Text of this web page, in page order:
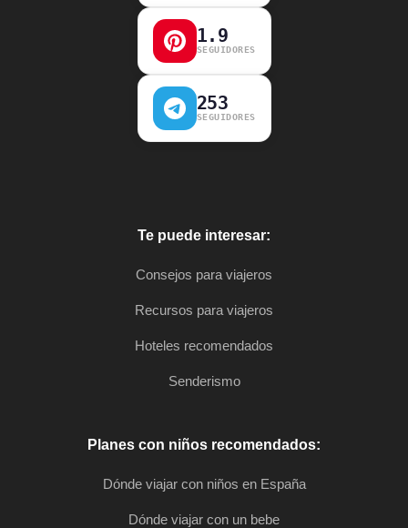
1.9
SEGUIDORES
253
SEGUIDORES
Te puede interesar:
Consejos para viajeros
Recursos para viajeros
Hoteles recomendados
Senderismo
Planes con niños recomendados:
Dónde viajar con niños en España
Dónde viajar con un bebe